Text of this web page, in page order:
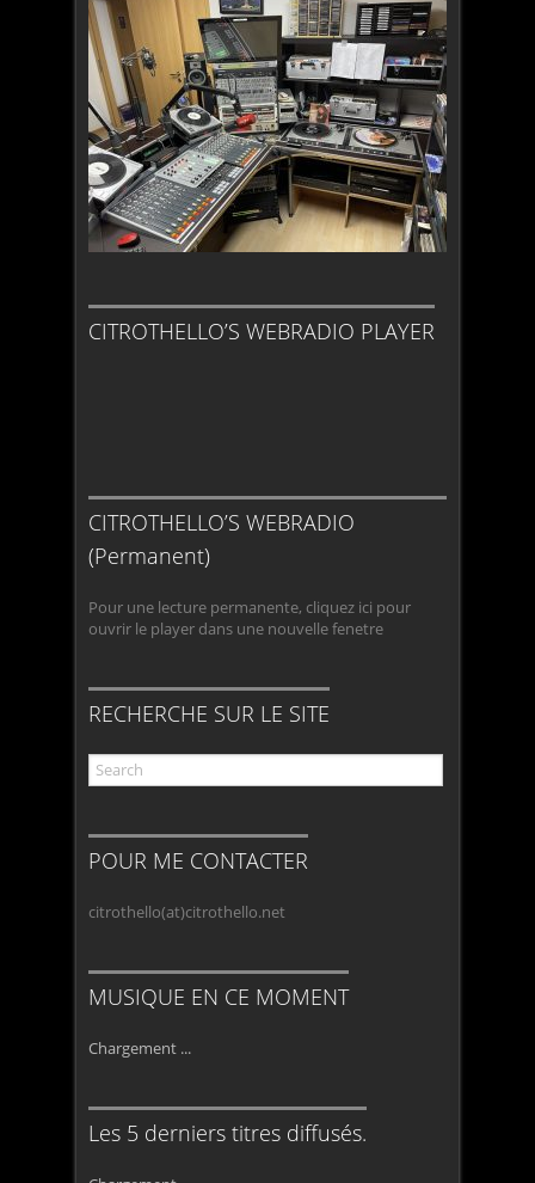
CITROTHELLO’S WEBRADIO PLAYER
CITROTHELLO’S WEBRADIO
(Permanent)
Pour une lecture permanente, cliquez ici pour
ouvrir le player dans une nouvelle fenetre
RECHERCHE SUR LE SITE
POUR ME CONTACTER
citrothello(at)citrothello.net
MUSIQUE EN CE MOMENT
Chargement ...
Les 5 derniers titres diffusés.